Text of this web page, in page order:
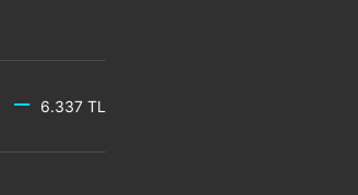
6.337 TL